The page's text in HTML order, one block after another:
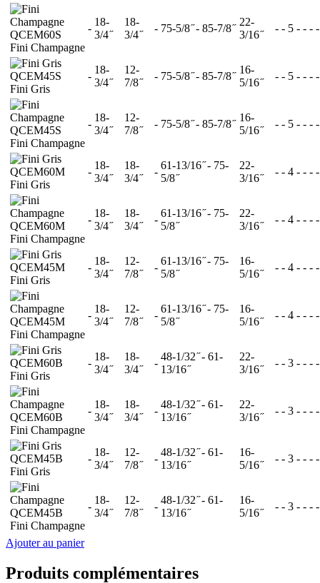
QCEM60S
Fini Champagne
-
18-
3/4 ̋
18-
3/4 ̋
- 75-5/8 ̋ - 85-7/8 ̋
22-
3/16 ̋
- - 5 - - - -
QCEM45S
Fini Gris
-
18-
3/4 ̋
12-
7/8 ̋
- 75-5/8 ̋ - 85-7/8 ̋
16-
5/16 ̋
- - 5 - - - -
QCEM45S
Fini Champagne
-
18-
3/4 ̋
12-
7/8 ̋
- 75-5/8 ̋ - 85-7/8 ̋
16-
5/16 ̋
- - 5 - - - -
QCEM60M
Fini Gris
-
18-
3/4 ̋
18-
3/4 ̋
-
61-13/16 ̋ - 75-
5/8 ̋
22-
3/16 ̋
- - 4 - - - -
QCEM60M
Fini Champagne
-
18-
3/4 ̋
18-
3/4 ̋
-
61-13/16 ̋ - 75-
5/8 ̋
22-
3/16 ̋
- - 4 - - - -
QCEM45M
Fini Gris
-
18-
3/4 ̋
12-
7/8 ̋
-
61-13/16 ̋ - 75-
5/8 ̋
16-
5/16 ̋
- - 4 - - - -
QCEM45M
Fini Champagne
-
18-
3/4 ̋
12-
7/8 ̋
-
61-13/16 ̋ - 75-
5/8 ̋
16-
5/16 ̋
- - 4 - - - -
QCEM60B
Fini Gris
-
18-
3/4 ̋
18-
3/4 ̋
-
48-1/32 ̋ - 61-
13/16 ̋
22-
3/16 ̋
- - 3 - - - -
QCEM60B
Fini Champagne
-
18-
3/4 ̋
18-
3/4 ̋
-
48-1/32 ̋ - 61-
13/16 ̋
22-
3/16 ̋
- - 3 - - - -
QCEM45B
Fini Gris
-
18-
3/4 ̋
12-
7/8 ̋
-
48-1/32 ̋ - 61-
13/16 ̋
16-
5/16 ̋
- - 3 - - - -
QCEM45B
Fini Champagne
-
18-
3/4 ̋
12-
7/8 ̋
-
48-1/32 ̋ - 61-
13/16 ̋
16-
5/16 ̋
- - 3 - - - -
Ajouter au panier
Produits complémentaires